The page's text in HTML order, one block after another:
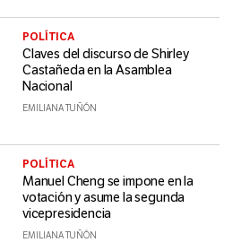
POLÍTICA
Claves del discurso de Shirley
Castañeda en la Asamblea
Nacional
EMILIANA TUÑÓN
POLÍTICA
Manuel Cheng se impone en la
votación y asume la segunda
vicepresidencia
EMILIANA TUÑÓN